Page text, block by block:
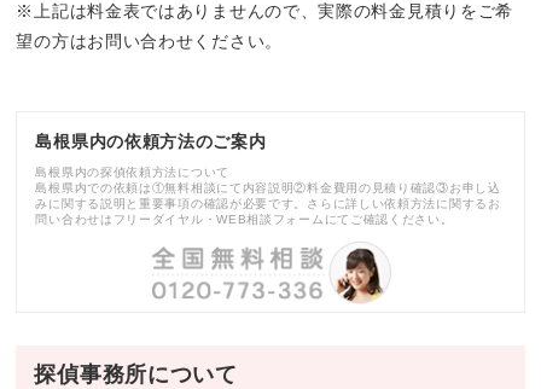
※上記は料金表ではありませんので、実際の料金見積りをご希
望の方はお問い合わせください。
島根県内の依頼方法のご案内
島根県内の探偵依頼方法について
島根県内での依頼は①無料相談にて内容説明②料金費用の見積り確認③お申し込
みに関する説明と重要事項の確認が必要です。さらに詳しい依頼方法に関するお
問い合わせはフリーダイヤル・WEB相談フォームにてご確認ください。
探偵事務所について